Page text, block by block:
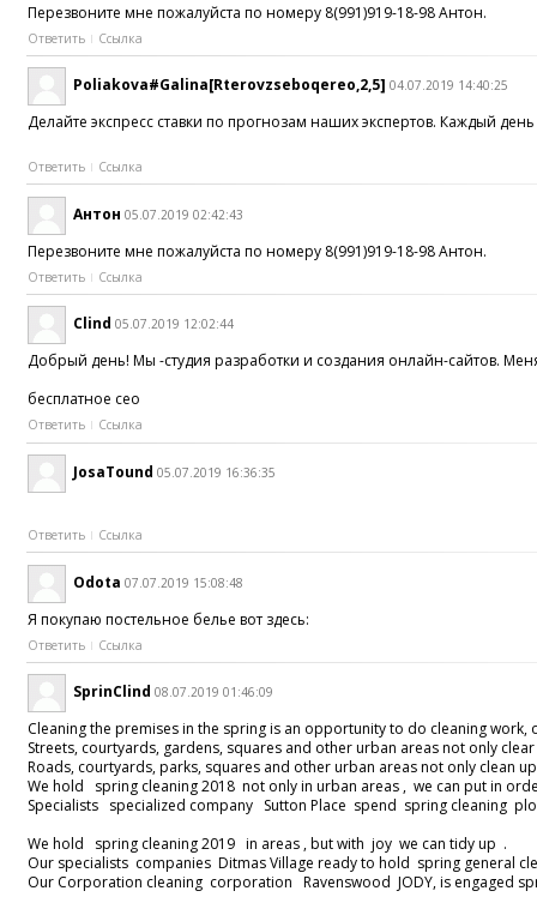
Перезвоните мне пожалуйста по номеру 8(991)919-18-98 Антон.
Ответить Ссылка
Poliakova#Galina[Rterovzseboqereo,2,5] 04.07.2019 14:40:25
Делайте экспресс ставки по прогнозам наших экспертов. Каждый
Ответить Ссылка
Антон 05.07.2019 02:42:43
Перезвоните мне пожалуйста по номеру 8(991)919-18-98 Антон.
Ответить Ссылка
Clind 05.07.2019 12:02:44
Добрый день! Мы -студия разработки и создания онлайн-сайтов.
бесплатное сео
Ответить Ссылка
JosaTound 05.07.2019 16:36:35
Ответить Ссылка
Odota 07.07.2019 15:08:48
Я покупаю постельное белье вот здесь:
Ответить Ссылка
SprinClind 08.07.2019 01:46:09
Cleaning the premises in the spring is an opportunity to do cleaning work,
Streets, courtyards, gardens, squares and other urban areas not only
Roads, courtyards, parks, squares and other urban areas not only clean
We hold spring cleaning 2018 not only in urban areas , we can put in
Specialists specialized company Sutton Place spend spring cleaning
We hold spring cleaning 2019 in areas , but with joy we can tidy up .
Our specialists companies Ditmas Village ready to hold spring general
Our Corporation cleaning corporation Ravenswood JODY, is engaged